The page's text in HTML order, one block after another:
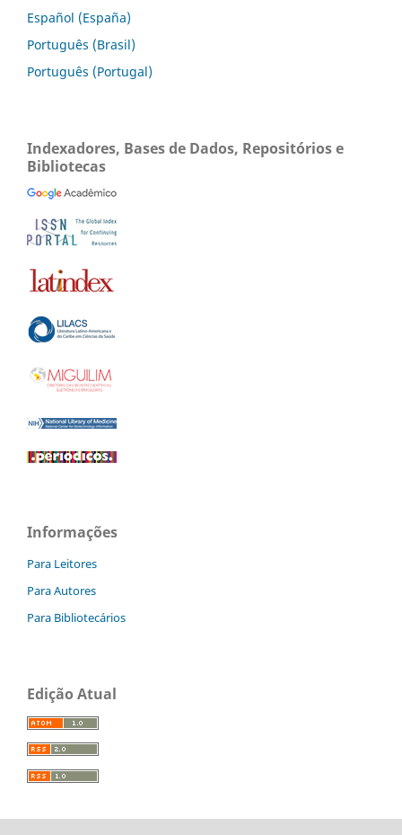
Español (España)
Português (Brasil)
Português (Portugal)
Indexadores, Bases de Dados, Repositórios e
Bibliotecas
Informações
Para Leitores
Para Autores
Para Bibliotecários
Edição Atual